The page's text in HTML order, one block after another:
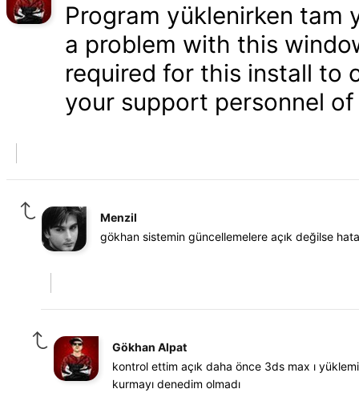
Program yüklenirken tam
a problem with this
required for this install to
your support personnel
Menzil
gökhan sistemin güncellemelere açık değilse
Gökhan Alpat
kontrol ettim açık daha önce 3ds max ı
kurmayı denedim olmadı